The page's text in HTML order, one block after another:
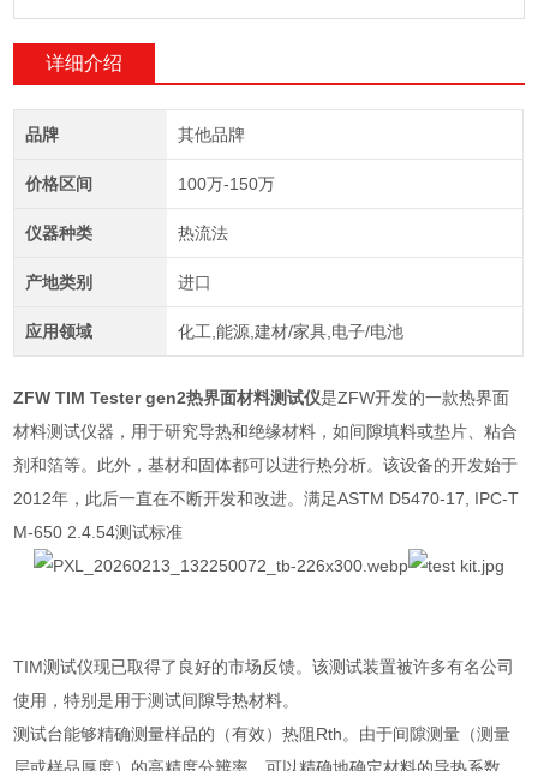
详细介绍
品牌 其他品牌
价格区间 100万-150万
仪器种类 热流法
产地类别 进口
应用领域 化工,能源,建材/家具,电子/电池
ZFW TIM Tester gen2热界面材料测试仪是ZFW开发的一款热界面
材料测试仪器，用于研究导热和绝缘材料，如间隙填料或垫片、粘合
剂和箔等。此外，基材和固体都可以进行热分析。该设备的开发始于
2012年，此后一直在不断开发和改进。满足ASTM D5470-17, IPC-T
M-650 2.4.54测试标准
TIM测试仪现已取得了良好的市场反馈。该测试装置被许多有名公司
使用，特别是用于测试间隙导热材料。
测试台能够精确测量样品的（有效）热阻Rth。由于间隙测量（测量